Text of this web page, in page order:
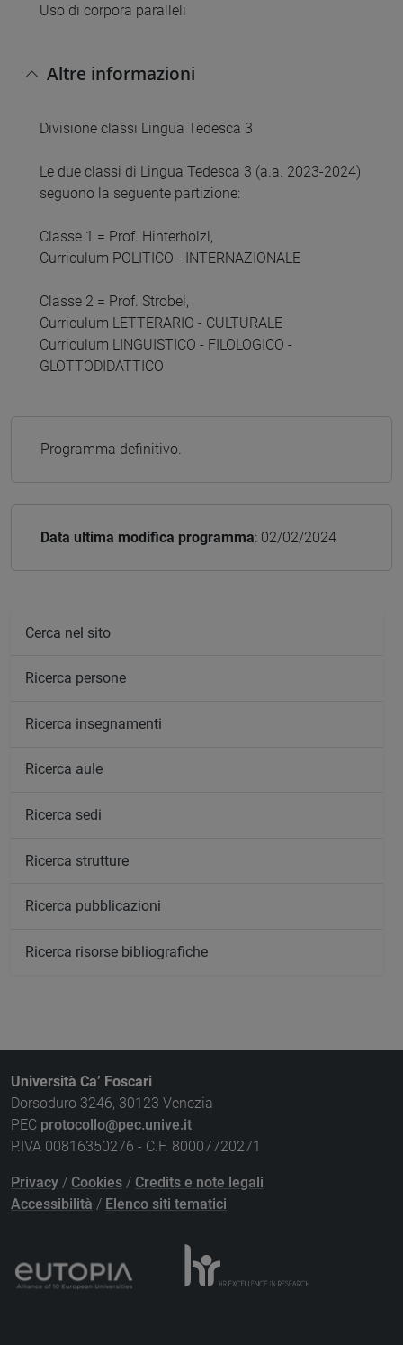
Uso di corpora paralleli
Altre informazioni
Divisione classi Lingua Tedesca 3
Le due classi di Lingua Tedesca 3 (a.a. 2023-2024)
seguono la seguente partizione:
Classe 1 = Prof. Hinterhölzl,
Curriculum POLITICO - INTERNAZIONALE
Classe 2 = Prof. Strobel,
Curriculum LETTERARIO - CULTURALE
Curriculum LINGUISTICO - FILOLOGICO -
GLOTTODIDATTICO
Programma definitivo.
Data ultima modifica programma: 02/02/2024
Cerca nel sito
Ricerca persone
Ricerca insegnamenti
Ricerca aule
Ricerca sedi
Ricerca strutture
Ricerca pubblicazioni
Ricerca risorse bibliografiche
Università Ca’ Foscari
Dorsoduro 3246, 30123 Venezia
PEC protocollo@pec.unive.it
P.IVA 00816350276 - C.F. 80007720271
Privacy / Cookies / Credits e note legali
Accessibilità / Elenco siti tematici